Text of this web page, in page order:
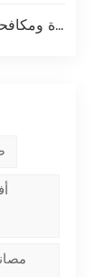
الحفاظ على